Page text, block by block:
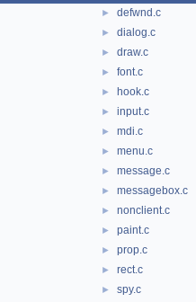
► defwnd.c
► dialog.c
► draw.c
► font.c
► hook.c
► input.c
► mdi.c
► menu.c
► message.c
► messagebox.c
► nonclient.c
► paint.c
► prop.c
► rect.c
► spy.c